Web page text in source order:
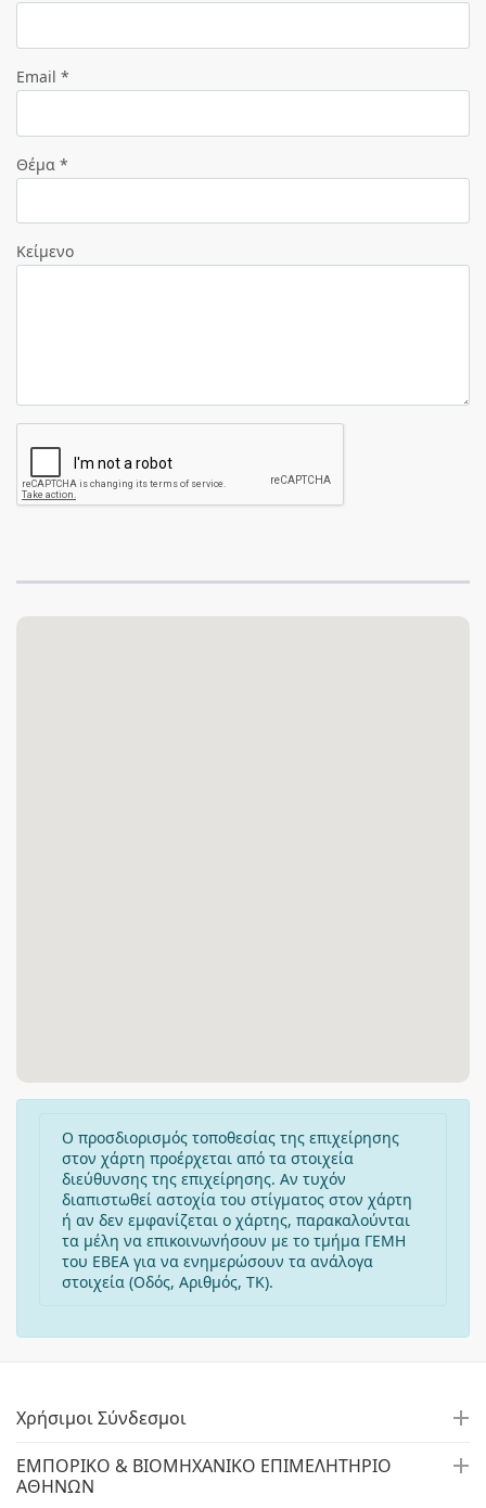
Email *
Θέμα *
Κείμενο
Ο προσδιορισμός τοποθεσίας της επιχείρησης
στον χάρτη προέρχεται από τα στοιχεία
διεύθυνσης της επιχείρησης. Αν τυχόν
διαπιστωθεί αστοχία του στίγματος στον χάρτη
ή αν δεν εμφανίζεται ο χάρτης, παρακαλούνται
τα μέλη να επικοινωνήσουν με το τμήμα ΓΕΜΗ
του ΕΒΕΑ για να ενημερώσουν τα ανάλογα
στοιχεία (Οδός, Αριθμός, ΤΚ).
Χρήσιμοι Σύνδεσμοι
ΕΜΠΟΡΙΚΟ & ΒΙΟΜΗΧΑΝΙΚΟ ΕΠΙΜΕΛΗΤΗΡΙΟ
ΑΘΗΝΩΝ